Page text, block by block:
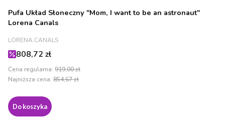
Pufa Układ Słoneczny "Mom, I want to be an astronaut"
Lorena Canals
PRODUCENT
LORENA CANALS
Cena promocyjna
808,72 zł
Cena regularna: 919,00 zł
Najniższa cena: 854,67 zł
Do koszyka